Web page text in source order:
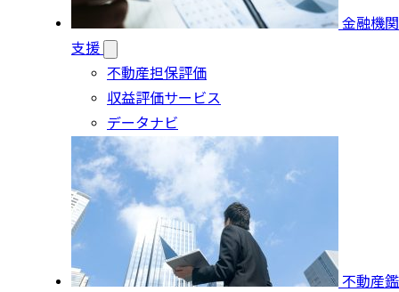
金融機関
支援
不動産担保評価
収益評価サービス
データナビ
不動産鑑